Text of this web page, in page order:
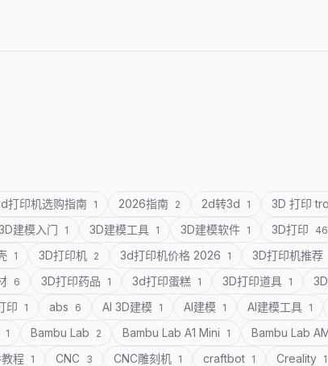
打印机选购指南 1 2026指南 2 2d转3d 1 3D 打印
建模入门 1 3D建模工具 1 3D建模软件 1 3D打印 46
1 3D打印机 2 3d打印机价格 2026 1 3D打印机推荐
6 3D打印药品 1 3d打印蛋糕 1 3D打印道具 1
印 1 abs 6 AI 3D建模 1 AI建模 1 AI建模工具 1
1 Bambu Lab 2 Bambu Lab A1 Mini 1 Bambu Lab
程 1 CNC 3 CNC雕刻机 1 craftbot 1 Creality 1